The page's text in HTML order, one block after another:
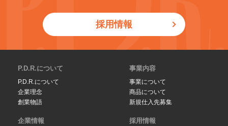
採用情報
P.D.R.について
P.D.R.について
企業理念
創業物語
事業内容
事業について
商品について
新規仕入先募集
企業情報 採用情報